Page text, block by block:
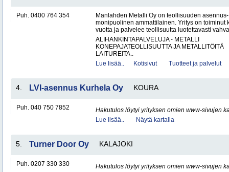
Puh. 0400 764 354
Manlahden Metalli Oy on teollisuuden
monipuolinen ammattilainen. Yritys on toiminut
vuotta ja palvelee teollisuutta luotettavasti
ALIHANKINTAPALVELUJA - METALLI
KONEPAJATEOLLISUUTTA JA METALLITÖITÄ
LAITUREITA..
Lue lisää..
Kotisivut Tuotteet ja palvelut
4. LVI-asennus Kurhela Oy KOURA
Puh. 040 750 7852
Hakutulos löytyi yrityksen omien www-sivujen
Lue lisää..
Näytä kartalla
5. Turner Door Oy KALAJOKI
Puh. 0207 330 330
Hakutulos löytyi yrityksen omien www-sivujen